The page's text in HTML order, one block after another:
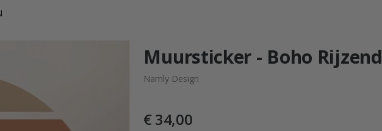
Muursticker - Boho
Namly Design
€ 34,00